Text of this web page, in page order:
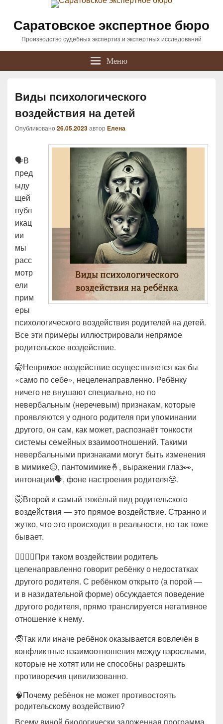
Саратовское экспертное бюро
Производство судебных экспертиз и экспертных исследований
Меню
Виды психологического
воздействия на детей
Опубликовано 26.05.2023автор Елена
🗣В
пред
ыду
щей
публ
икац
ии
мы
расс
мотр
ели
прим
еры
психологического воздействия родителей на детей.
Все эти примеры иллюстрировали непрямое
родительское воздействие.
🤫Непрямое воздействие осуществляется как бы
«само по себе», нецеленаправленно. Ребёнку
ничего не внушают специально, но по
невербальным (неречевым) признакам, которые
проявляются у одного родителя при упоминании
другого, он сам, как может, распознаёт тонкости
системы семейных взаимоотношений. Такими
невербальными признаками могут быть изменения
в мимике😑, пантомимике🤞, выражении глаз👀,
интонации🗣, фоне настроения родителя😤.
🤯Второй и самый тяжёлый вид родительского
воздействия — это прямое воздействие. Странно и
жутко, что это происходит в реальности, но так тоже
бывает.
💁‍♂🙅‍♂При таком воздействии родитель
целенаправленно говорит ребёнку о недостатках
другого родителя. С ребёнком открыто (а порой —
и в назидательной форме) обсуждается поведение
другого родителя, прямо транслируется негативное
отношение к нему.
🧓Так или иначе ребёнок оказывается вовлечён в
конфликтные взаимоотношения между взрослыми,
которые не хотят или не способны разрешить
противоречия цивилизованно.
🧠Почему ребёнок не может противостоять
родительскому воздействию?